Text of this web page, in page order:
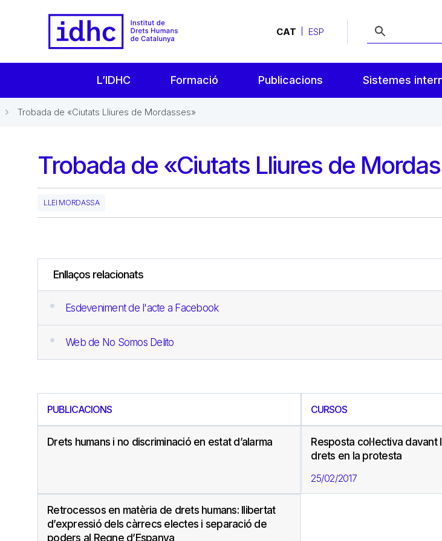
CAT ESP
L’IDHC Formació Publicacions Sistemes
Trobada de «Ciutats Lliures de Mordasses»
Trobada de «Ciutats Lliures de
LLEI MORDASSA
Enllaços relacionats
Esdeveniment de l'acte a Facebook
Web de No Somos Delito
PUBLICACIONS
Drets humans i no discriminació en estat d’alarma
Retrocessos en matèria de drets humans: llibertat
d’expressió dels càrrecs electes i separació de
poders al Regne d’Espanya
CURSOS
Resposta col·lectiva
drets en la protesta
25/02/2017